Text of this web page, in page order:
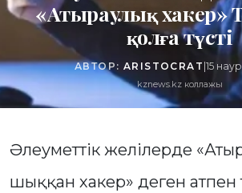
«Атыраулық хакер»
қолға түсті
АВТОР: ARISTOCRAT |15
kznews.kz коллажы
Әлеуметтік желілерде
шыққан хакер» деген атпен